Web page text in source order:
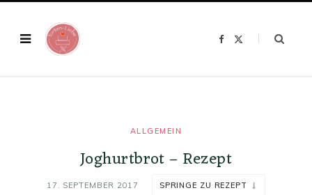
F
ALLGEMEIN
Joghurtbrot – Rezept
17. SEPTEMBER 2017 SPRINGE ZU REZEPT